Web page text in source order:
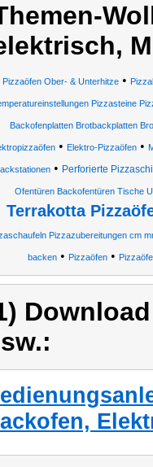
Pizzaöfen Ober- & Unterhitze•
Pizzasteine
Backofenplatten Brotbackplatten
• Elektro-Pizzaöfen •
• Perforierte
Ofentüren Backofentüren Tische
Terrakotta
Pizzazubereitungen cm
backen• Pizzaöfen•